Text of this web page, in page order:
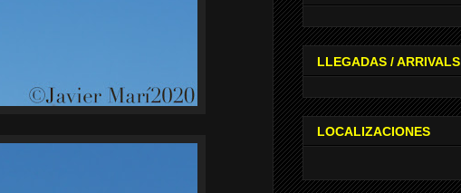
LLEGADAS / ARRIVALS
LOCALIZACIONES